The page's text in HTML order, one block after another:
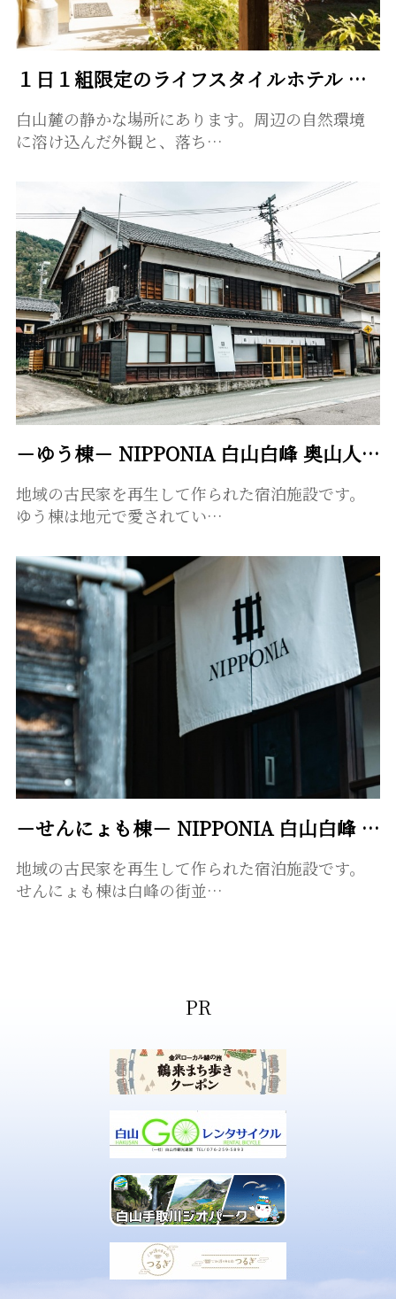
１日１組限定のライフスタイルホテル ルヴァン
白山麓の静かな場所にあります。周辺の自然環境
に溶け込んだ外観と、落ち…
－ゆう棟－ NIPPONIA 白山白峰 奥山人の里
地域の古民家を再生して作られた宿泊施設です。
ゆう棟は地元で愛されてい…
－せんにょも棟－ NIPPONIA 白山白峰 奥山人の里
地域の古民家を再生して作られた宿泊施設です。
せんにょも棟は白峰の街並…